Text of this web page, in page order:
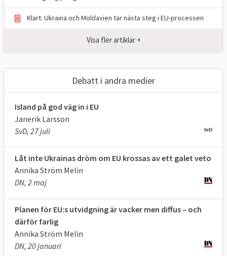
eftersom ett land i princip inte kan välja vilka
EU-regler de vill följa, möjligtvis kan ett land
På grund av det mycket omfattande EU-
regelverket som ett land måste införa i sin
pågå i många år.
Klart: Ukraina och Moldavien tar nästa steg i EU-processen
Visa fler artiklar +
Debatt i andra medier
Island på god väg in i EU
Janerik Larsson
SvD, 27 juli
Låt inte Ukrainas dröm om EU krossas av ett galet veto
Annika Ström Melin
DN, 2 maj
Planen för EU:s utvidgning är vacker men diffus – och
därför farlig
Annika Ström Melin
DN, 20 januari